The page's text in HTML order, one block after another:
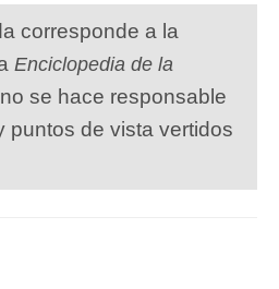
corresponde a la
Enciclopedia de la
no se hace responsable
puntos de vista vertidos